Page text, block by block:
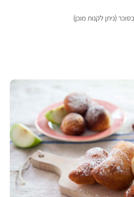
(ניתן לקנות מוכן)